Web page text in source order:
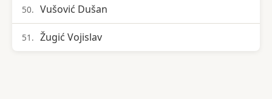
50. Vušović Dušan
51. Žugić Vojislav